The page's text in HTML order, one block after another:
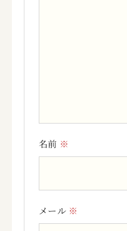
名前 ※
メール ※